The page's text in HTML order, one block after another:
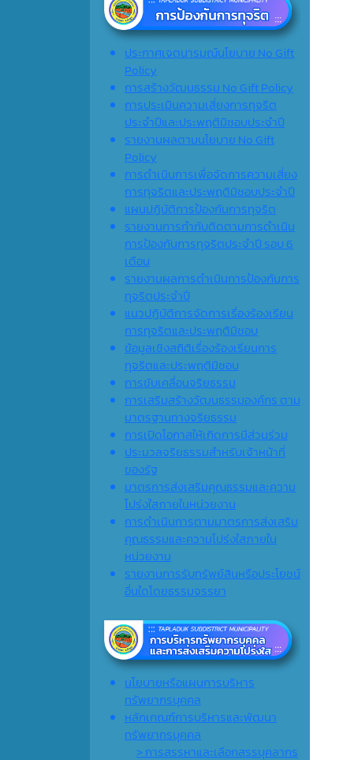
ประกาศเจตนารมณ์นโยบาย No Gift
Policy
การสร้างวัฒนธรรม No Gift Policy
การประเมินความเสี่ยงการทุจริต
ประจำปีและประพฤติมิชอบประจำปี
รายงานผลตามนโยบาย No Gift
Policy
การดำเนินการเพื่อจัดการความเสี่ยง
การทุจริตและประพฤติมิชอบประจำปี
แผนปฏิบัติการป้องกันการทุจริต
รายงานการกำกับติดตามการดำเนิน
การป้องกันการทุจริตประจำปี รอบ 6
เดือน
รายงานผลการดำเนินการป้องกันการ
ทุจริตประจำปี
แนวปฏิบัติการจัดการเรื่องร้องเรียน
การทุจริตและประพฤติมิชอบ
ข้อมูลเชิงสถิติเรื่องร้องเรียนการ
ทุจริตและประพฤติมิชอบ
การขับเคลื่อนจริยธรรม
การเสริมสร้างวัฒนธรรมองค์กร ตาม
มาตรฐานทางจริยธรรม
การเปิดโอกาสให้เกิดการมีส่วนร่วม
ประมวลจริยธรรมสำหรับเจ้าหน้าที่
ของรัฐ
มาตรการส่งเสริมคุณธรรมและความ
โปร่งใสภายในหน่วยงาน
การดำเนินการตามมาตรการส่งเสริม
คุณธรรมและความโปร่งใสภายใน
หน่วยงาน
รายงานการรับทรัพย์สินหรือประโยชน์
อื่นใดโดยธรรมจรรยา
นโยบายหรือแผนการบริหาร
ทรัพยากรบุคคล
หลักเกณฑ์การบริหารและพัฒนา
ทรัพยากรบุคคล
> การสรรหาและเลือกสรรบุคลากร